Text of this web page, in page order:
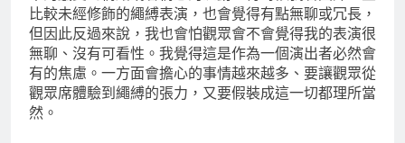
比較未經修飾的繩縛表演，也會覺得有點無聊或冗長，
但因此反過來說，我也會怕觀眾會不會覺得我的表演很
無聊、沒有可看性。我覺得這是作為一個演出者必然會
有的焦慮。一方面會擔心的事情越來越多、要讓觀眾從
觀眾席體驗到繩縛的張力，又要假裝成這一切都理所當
然。